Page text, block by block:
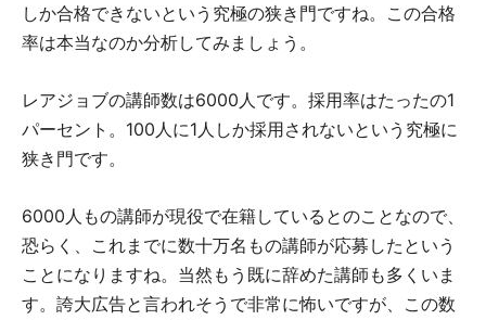
しか合格できないという究極の狭き門ですね。この合格
率は本当なのか分析してみましょう。
レアジョブの講師数は6000人です。採用率はたったの1
パーセント。100人に1人しか採用されないという究極に
狭き門です。
6000人もの講師が現役で在籍しているとのことなので、
恐らく、これまでに数十万名もの講師が応募したという
ことになりますね。当然もう既に辞めた講師も多くいま
す。誇大広告と言われそうで非常に怖いですが、この数